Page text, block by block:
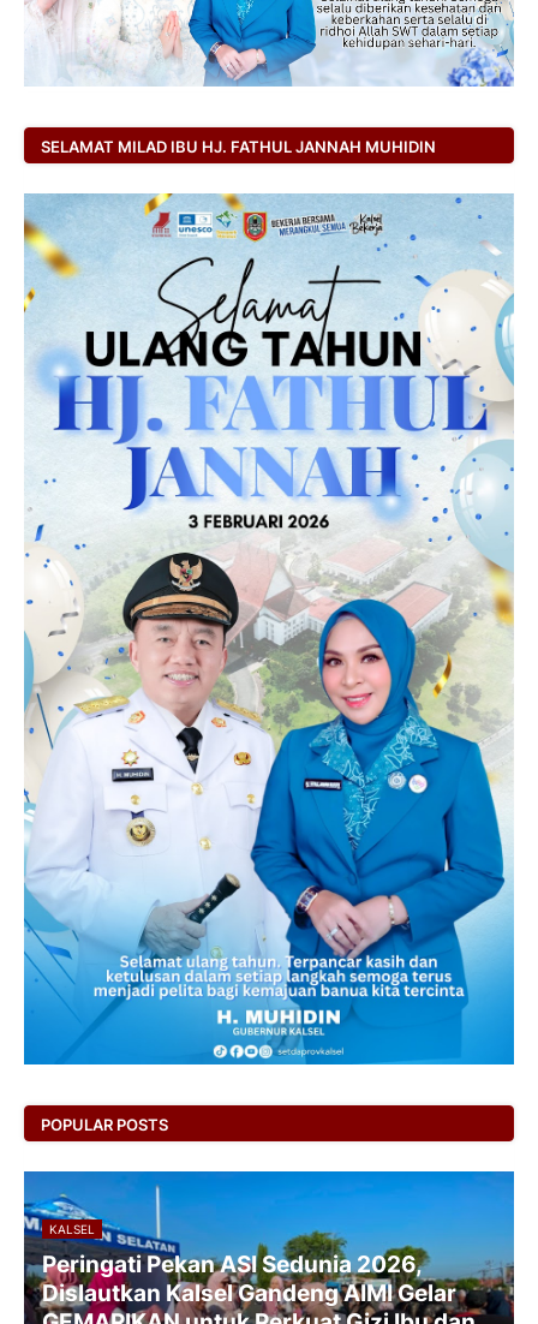
SELAMAT MILAD IBU HJ. FATHUL JANNAH MUHIDIN
POPULAR POSTS
KALSEL
Peringati Pekan ASI Sedunia 2026,
Dislautkan Kalsel Gandeng AIMI Gelar